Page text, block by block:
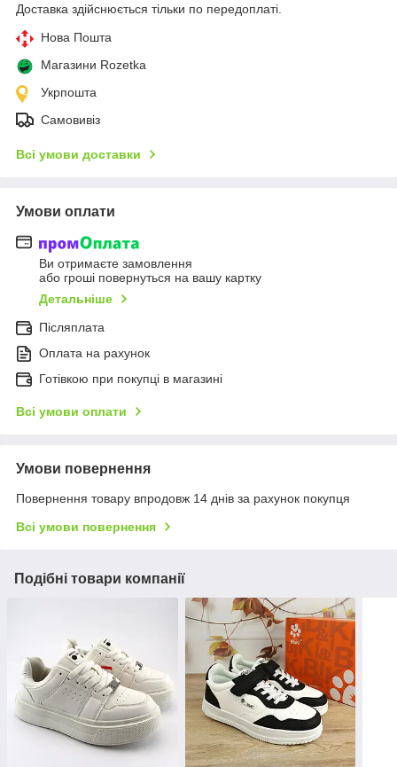
Доставка здійснюється тільки по передоплаті.
Нова Пошта
Магазини Rozetka
Укрпошта
Самовивіз
Всі умови доставки
Умови оплати
Ви отримаєте замовлення
або гроші повернуться на вашу картку
Детальніше
Післяплата
Оплата на рахунок
Готівкою при покупці в магазині
Всі умови оплати
Умови повернення
Повернення товару впродовж 14 днів за рахунок покупця
Всі умови повернення
Подібні товари компанії